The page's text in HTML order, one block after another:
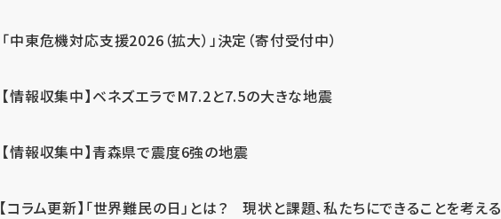
「中東危機対応支援2026（拡大）」決定（寄付受付中）
【情報収集中】ベネズエラでM7.2と7.5の大きな地震
【情報収集中】青森県で震度6強の地震
【コラム更新】「世界難民の日」とは？ 現状と課題、私たちにできることを考える